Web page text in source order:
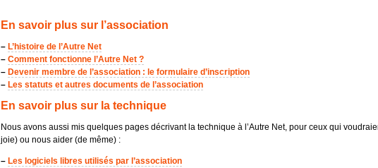
En savoir plus sur l’association
– L’histoire de l’Autre Net
– Comment fonctionne l’Autre Net ?
– Devenir membre de l’association : le formulaire d’inscription
– Les statuts et autres documents de l’association
En savoir plus sur la technique
Nous avons aussi mis quelques pages décrivant la technique à l’Autre Net, pour ceux qui
joie) ou nous aider (de même) :
– Les logiciels libres utilisés par l’association